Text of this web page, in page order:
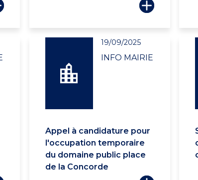
19/09/2025
INFO MAIRIE
Appel à candidature pour
l'occupation temporaire
du domaine public place
de la Concorde